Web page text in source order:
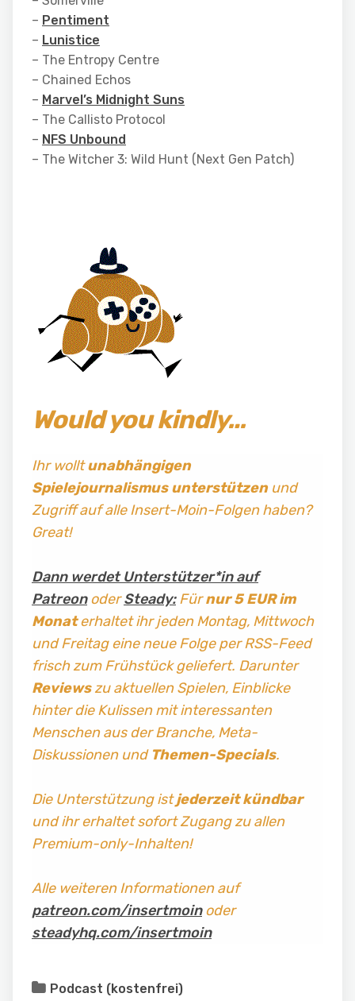
– Pentiment
– Lunistice
– The Entropy Centre
– Chained Echos
– Marvel’s Midnight Suns
– The Callisto Protocol
– NFS Unbound
– The Witcher 3: Wild Hunt (Next Gen Patch)
Would you kindly…
Ihr wolltunabhängigen
Spielejournalismus unterstützenund
Zugriff auf alle Insert-Moin-Folgen haben?
Great!
Dann werdet Unterstützer*in auf
PatreonoderSteady:Fürnur 5 EUR im
Monaterhaltet ihr jeden Montag, Mittwoch
und Freitag eine neue Folge per RSS-Feed
frisch zum Frühstück geliefert. Darunter
Reviewszu aktuellen Spielen, Einblicke
hinter die Kulissen mit interessanten
Menschen aus der Branche, Meta-
Diskussionen und Themen-Specials.
Die Unterstützung istjederzeit kündbar
und ihr erhaltet sofort Zugang zu allen
Premium-only-Inhalten!
Alle weiteren Informationen auf
patreon.com/insertmoinoder
steadyhq.com/insertmoin
Podcast (kostenfrei)